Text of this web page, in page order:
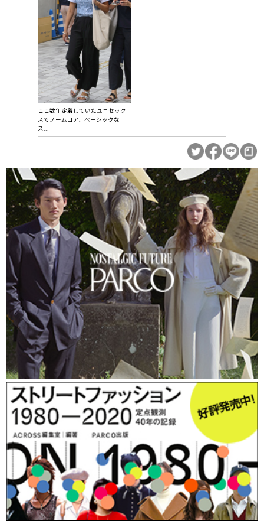
ここ数年定着していたユニセック
スでノームコア、ベーシックな
ス...